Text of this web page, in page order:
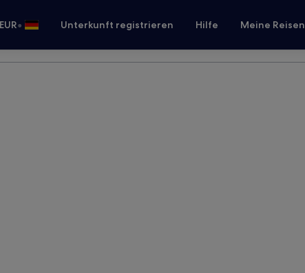
EUR• Unterkunft registrieren Hilfe Meine Reisen